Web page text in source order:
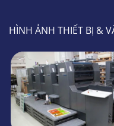
HÌNH ẢNH THIẾT BỊ &